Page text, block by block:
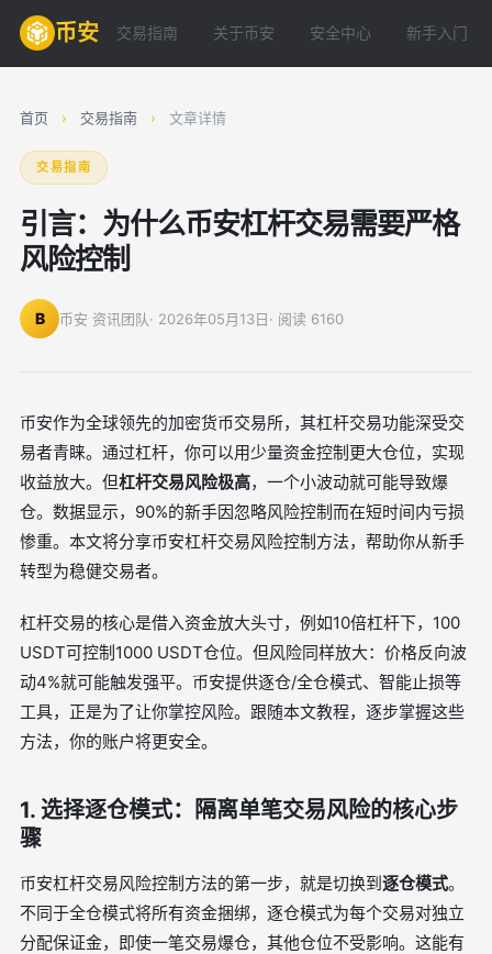
币安 交易指南 关于币安 安全中心 新手入门
首页 › 交易指南 › 文章详情
交易指南
引言：为什么币安杠杆交易需要严格
风险控制
B 币安 资讯团队· 2026年05月13日· 阅读 6160
币安作为全球领先的加密货币交易所，其杠杆交易功能深受交
易者青睐。通过杠杆，你可以用少量资金控制更大仓位，实现
收益放大。但杠杆交易风险极高，一个小波动就可能导致爆
仓。数据显示，90%的新手因忽略风险控制而在短时间内亏损
惨重。本文将分享币安杠杆交易风险控制方法，帮助你从新手
转型为稳健交易者。
杠杆交易的核心是借入资金放大头寸，例如10倍杠杆下，100
USDT可控制1000 USDT仓位。但风险同样放大：价格反向波
动4%就可能触发强平。币安提供逐仓/全仓模式、智能止损等
工具，正是为了让你掌控风险。跟随本文教程，逐步掌握这些
方法，你的账户将更安全。
1. 选择逐仓模式：隔离单笔交易风险的核心步
骤
币安杠杆交易风险控制方法的第一步，就是切换到逐仓模式。
不同于全仓模式将所有资金捆绑，逐仓模式为每个交易对独立
分配保证金，即使一笔交易爆仓，其他仓位不受影响。这能有